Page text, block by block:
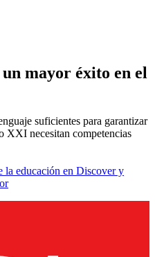
mayor éxito en el
suficientes para garantizar
XXI necesitan competencias
la educación en Discover y